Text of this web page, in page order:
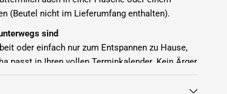
(Beutel nicht im Lieferumfang enthalten).
sind
oder einfach nur zum Entspannen zu Hause,
passt in Ihren vollen Terminkalender. Kein Ärger
komplizierten Reinigungsverfahren - diese
Leben leichter.